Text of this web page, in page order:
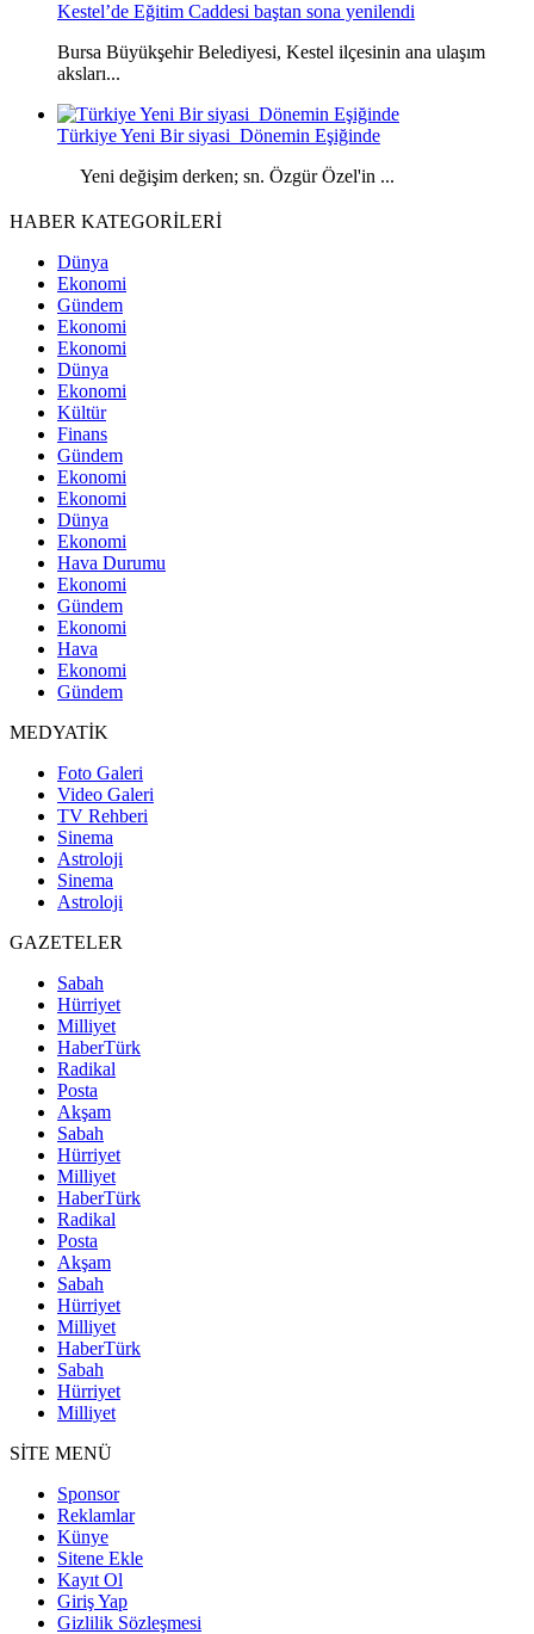
Kestel’de Eğitim Caddesi baştan sona yenilendi
Bursa Büyükşehir Belediyesi, Kestel ilçesinin ana ulaşım
aksları...
Türkiye Yeni Bir siyasi Dönemin Eşiğinde
Yeni değişim derken; sn. Özgür Özel'in ...
HABER KATEGORİLERİ
Dünya
Ekonomi
Gündem
Ekonomi
Ekonomi
Dünya
Ekonomi
Kültür
Finans
Gündem
Ekonomi
Ekonomi
Dünya
Ekonomi
Hava Durumu
Ekonomi
Gündem
Ekonomi
Hava
Ekonomi
Gündem
MEDYATİK
Foto Galeri
Video Galeri
TV Rehberi
Sinema
Astroloji
Sinema
Astroloji
GAZETELER
Sabah
Hürriyet
Milliyet
HaberTürk
Radikal
Posta
Akşam
Sabah
Hürriyet
Milliyet
HaberTürk
Radikal
Posta
Akşam
Sabah
Hürriyet
Milliyet
HaberTürk
Sabah
Hürriyet
Milliyet
SİTE MENÜ
Sponsor
Reklamlar
Künye
Sitene Ekle
Kayıt Ol
Giriş Yap
Gizlilik Sözleşmesi